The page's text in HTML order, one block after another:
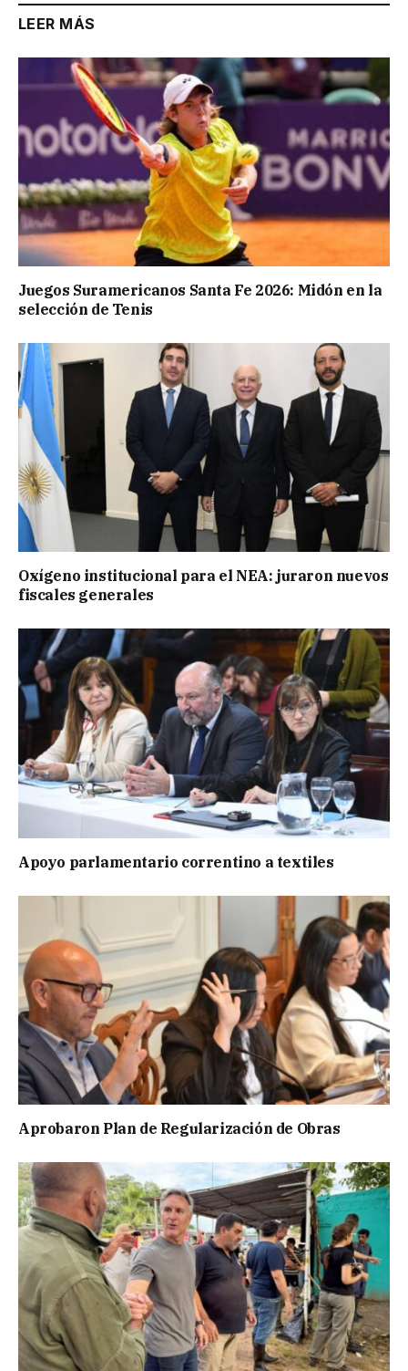
LEER MÁS
Juegos Suramericanos Santa Fe 2026: Midón en la
selección de Tenis
Oxígeno institucional para el NEA: juraron nuevos
fiscales generales
Apoyo parlamentario correntino a textiles
Aprobaron Plan de Regularización de Obras